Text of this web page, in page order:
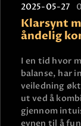
FAQ
2025-05-27 0
Klarsynt
åndelig
I en tid hvor
balanse, har
veiledning
ut ved å
gjennom
evnen til å